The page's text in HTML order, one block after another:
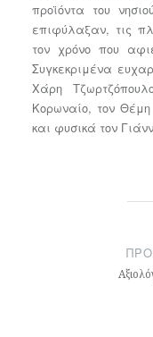
προϊόντα του
επιφύλαξαν, τις
τον χρόνο που
Συγκεκριμένα
Χάρη
Κορωναίο, τον
και φυσικά τον